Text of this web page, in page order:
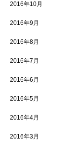
2016年10月
2016年9月
2016年8月
2016年7月
2016年6月
2016年5月
2016年4月
2016年3月